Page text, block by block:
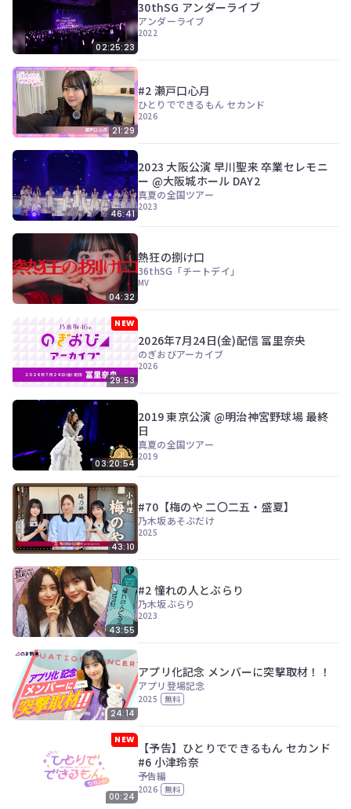
02:25:23
30thSG アンダーライブ
アンダーライブ
2022
21:29
#2 瀬戸口心月
ひとりでできるもん セカンド
2026
46:41
2023 大阪公演 早川聖来 卒業セレモニ
ー @大阪城ホール DAY2
真夏の全国ツアー
2023
04:32
熱狂の捌け口
36thSG「チートデイ」
MV
NEW
29:53
2026年7月24日(金)配信 冨里奈央
のぎおびアーカイブ
2026
03:20:54
2019 東京公演 @明治神宮野球場 最終
日
真夏の全国ツアー
2019
43:10
#70【梅のや 二〇二五・盛夏】
乃木坂あそぶだけ
2025
43:55
#2 憧れの人とぶらり
乃木坂ぶらり
2023
24:14
アプリ化記念 メンバーに突撃取材！！
アプリ登場記念
2025 無料
NEW
00:24
【予告】ひとりでできるもん セカンド
#6 小津玲奈
予告編
2026 無料